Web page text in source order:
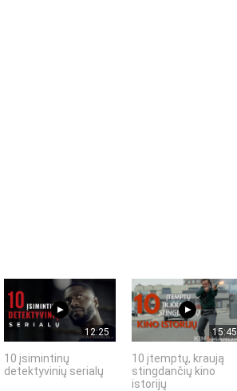
12:25
10 įsimintinų
detektyvinių serialų
15:45
10 įtemptų, kraują
stingdančių kino
istorijų